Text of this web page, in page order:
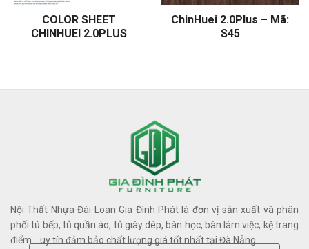
COLOR SHEET
CHINHUEI 2.0PLUS
ChinHuei 2.0Plus – Mã:
S45
Nội Thất Nhựa Đài Loan Gia Đình Phát là đơn vị sản xuất và phân
phối tủ bếp, tủ quần áo, tủ giày dép, bàn học, bàn làm việc, kệ trang
điểm… uy tín đảm bảo chất lượng giá tốt nhất tại Đà Nẵng.